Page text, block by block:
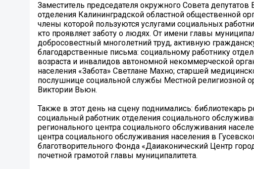
Заместитель председателя окружного Совета
отделения Калининградской областной общественной
члены которой пользуются услугами социальных
кто проявляет заботу о людях. От имени главы
добросовестный многолетний труд, активную
благодарственные письма: социальному работнику
возраста и инвалидов автономной некоммерческой
населения «Забота» Светлане Махно; старшей
послушнице социальной службы Местной религиозной
Виктории Вьюн.
Также в этот день на сцену поднимались:
социальный работник отделения социального
регионального центра социального обслуживания
центра социального обслуживания населения в
благотворительного Фонда «Даиаконический Центр
почетной грамотой главы муниципалитета.